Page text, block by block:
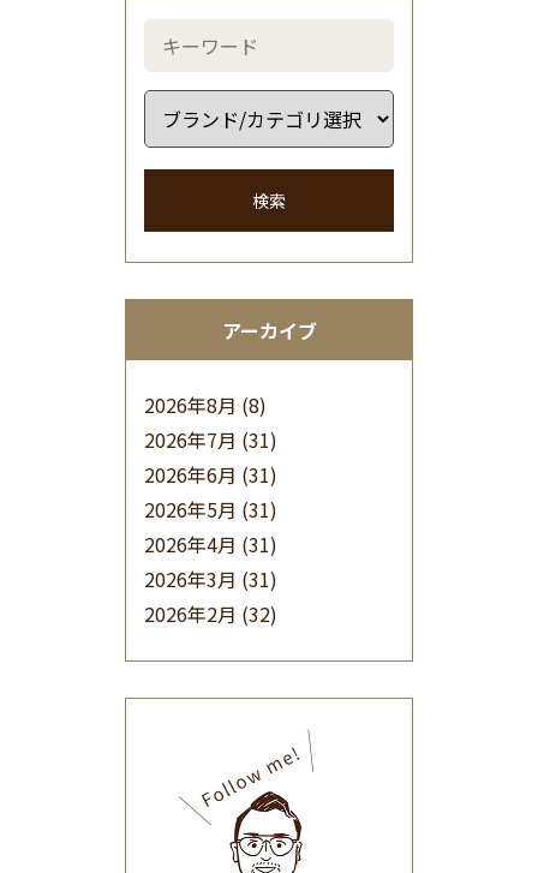
検索
アーカイブ
2026年8月 (8)
2026年7月 (31)
2026年6月 (31)
2026年5月 (31)
2026年4月 (31)
2026年3月 (31)
2026年2月 (32)
(32)
2025年9月(30)
2025年8月(31)
2025年7月(37)